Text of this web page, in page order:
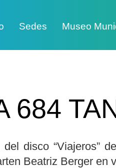
Sedes Museo
684
disco “Viajeros”
Beatriz Berger en